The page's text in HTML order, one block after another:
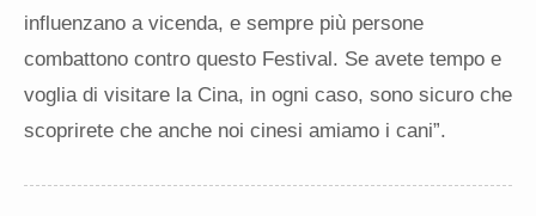
influenzano a vicenda, e sempre più persone
combattono contro questo Festival. Se avete tempo e
voglia di visitare la Cina, in ogni caso, sono sicuro che
scoprirete che anche noi cinesi amiamo i cani”.